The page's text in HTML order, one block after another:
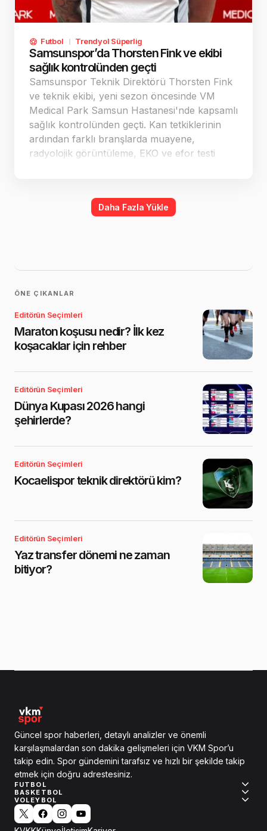
Futbol Trendyol Süperlig
Samsunspor’da Thorsten Fink ve ekibi
sağlık kontrolünden geçti
Samsunspor Teknik Direktörü Thorsten Fink
ve teknik ekibi, yeni sezon öncesinde VM
Medical Park Samsun Hastanesi'nde kapsamlı
sağlık kontrolünden geçti. Kan tetkiklerinin
ardından farklı branşlarda muayene,
radyolojik görüntüleme, EKO ve efor testi
Daha Fazla Yükle
ÖNE ÇIKANLAR
Editörün Seçimleri
Maraton koşusu nedir? İlk kez
koşacaklar için rehber
Editörün Seçimleri
Dünya Kupası 2026 hangi
şehirlerde?
Editörün Seçimleri
Kocaelispor teknik direktörü kim?
Editörün Seçimleri
Yaz transfer dönemi ne zaman
bitiyor?
Güncel spor haberleri, detaylı analizler ve önemli
karşılaşmalardan son dakika gelişmeleri için VKM Spor’u
takip edin. Spor gündemini tarafsız ve hızlı bir şekilde takip
etmek için doğru adrestesiniz.
FUTBOL
BASKETBOL
VOLEYBOL